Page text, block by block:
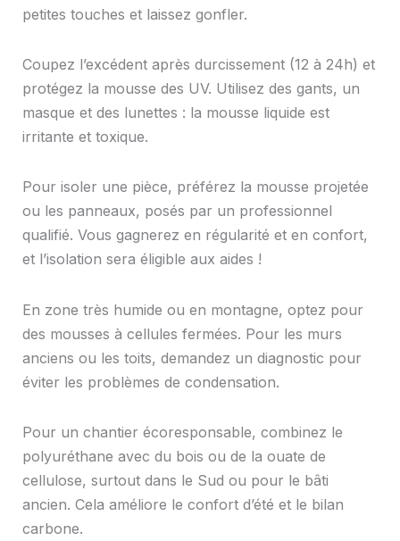
petites touches et laissez gonfler.
Coupez l’excédent après durcissement (12 à 24h) et
protégez la mousse des UV. Utilisez des gants, un
masque et des lunettes : la mousse liquide est
irritante et toxique.
Pour isoler une pièce, préférez la mousse projetée
ou les panneaux, posés par un professionnel
qualifié. Vous gagnerez en régularité et en confort,
et l’isolation sera éligible aux aides !
En zone très humide ou en montagne, optez pour
des mousses à cellules fermées. Pour les murs
anciens ou les toits, demandez un diagnostic pour
éviter les problèmes de condensation.
Pour un chantier écoresponsable, combinez le
polyuréthane avec du bois ou de la ouate de
cellulose, surtout dans le Sud ou pour le bâti
ancien. Cela améliore le confort d’été et le bilan
carbone.